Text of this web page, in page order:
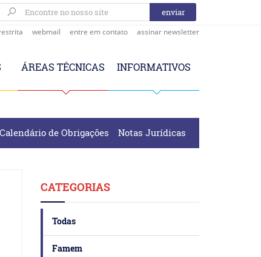
webmail entre em contato assinar newsletter
ÁREAS TÉCNICAS INFORMATIVOS
Calendário de Obrigações Notas Jurídicas
CATEGORIAS
Todas
Famem